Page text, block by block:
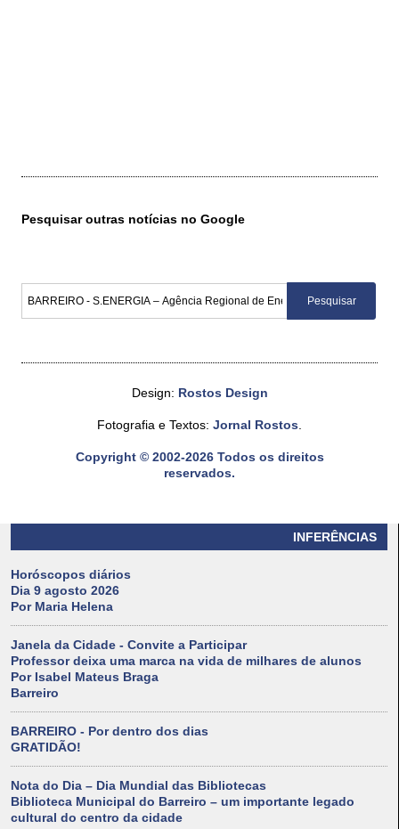
INFERÊNCIAS
Horóscopos diários
Dia 9 agosto 2026
Por Maria Helena
Janela da Cidade - Convite a Participar
Professor deixa uma marca na vida de milhares de alunos
Por Isabel Mateus Braga
Barreiro
BARREIRO - Por dentro dos dias
GRATIDÃO!
Nota do Dia – Dia Mundial das Bibliotecas
Biblioteca Municipal do Barreiro – um importante legado
cultural do centro da cidade
Pesquisar outras notícias no Google
Design: Rostos Design
Fotografia e Textos: Jornal Rostos.
Copyright © 2002-2026 Todos os direitos
reservados.